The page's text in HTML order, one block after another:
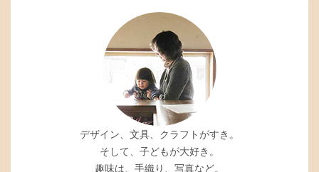
デザイン、文具、クラフトがすき。
そして、子どもが大好き。
趣味は、手織り、写真など。